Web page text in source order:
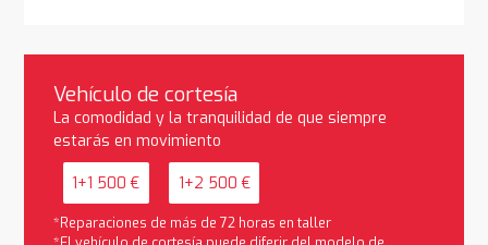
Vehículo de cortesía
La comodidad y la tranquilidad de que siempre
estarás en movimiento
1+1 500 € 1+2 500 €
*Reparaciones de más de 72 horas en taller